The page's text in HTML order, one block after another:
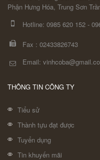
Phận Hưng Hóa, Trung Sơn
Hotline: 0985 620 152 -
Fax : 02433826743
Email:
THÔNG TIN CÔNG TY
Tiểu sử
Thành tựu đạt được
Tuyển dụng
Tin khuyến mãi